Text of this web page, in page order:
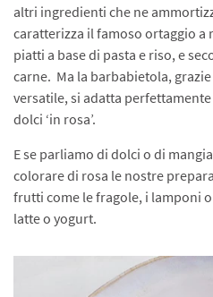
altri ingredienti che ne
caratterizza il famoso ortaggio a
piatti a base di pasta e riso, e
carne. Ma la barbabietola,
versatile, si adatta
dolci ‘in rosa’.
E se parliamo di dolci o di
colorare di rosa le nostre
frutti come le fragole, i lamponi
latte o yogurt.